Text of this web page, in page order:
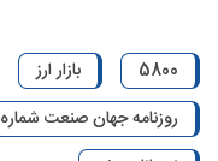
5800 بازار ارز
روزنامه جهان صنعت شماره 5800